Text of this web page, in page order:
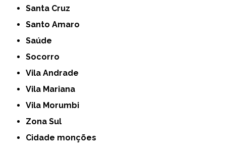
Santa Cruz
Santo Amaro
Saúde
Socorro
Vila Andrade
Vila Mariana
Vila Morumbi
Zona Sul
cidade monções